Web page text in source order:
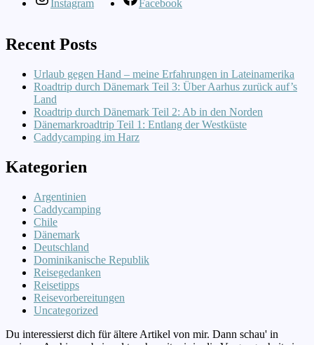
Instagram Facebook
Recent Posts
Urlaub gegen Hand – meine Erfahrungen in Lateinamerika
Roadtrip durch Dänemark Teil 3: Über Aarhus zurück auf’s
Land
Roadtrip durch Dänemark Teil 2: Ab in den Norden
Dänemarkroadtrip Teil 1: Entlang der Westküste
Caddycamping im Harz
Kategorien
Argentinien
Caddycamping
Chile
Dänemark
Deutschland
Dominikanische Republik
Reisegedanken
Reisetipps
Reisevorbereitungen
Uncategorized
Du interessierst dich für ältere Artikel von mir. Dann schau' in